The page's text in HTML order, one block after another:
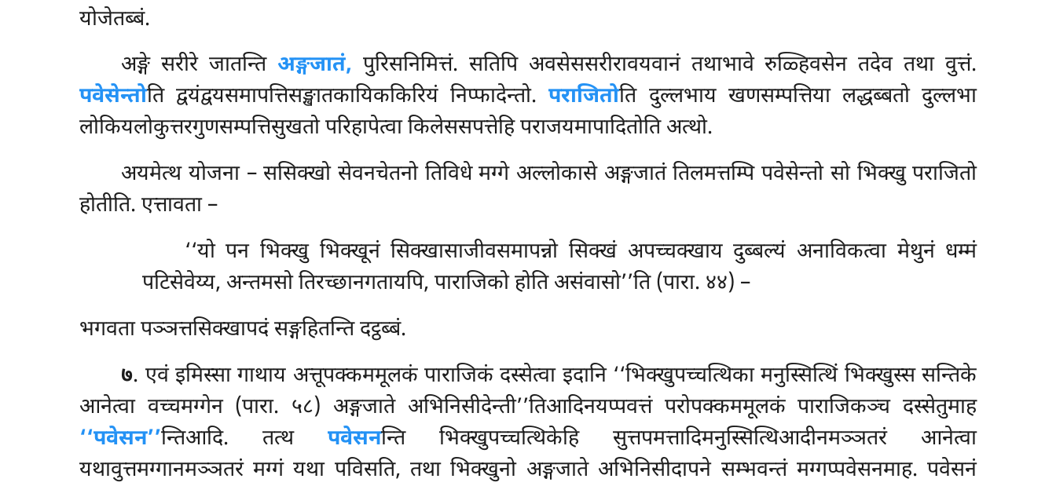
योजेतब्बं.
अङ्गे सरीरे जातन्ति अङ्गजातं, पुरिसनिमित्तं. सतिपि अवसेससरीरावयवानं तथाभावे रुळ्हिवसेन तदेव तथा वुत्तं.
पवेसेन्तोति द्वयंद्वयसमापत्तिसङ्खातकायिककिरियं निप्फादेन्तो.पराजितोति दुल्लभाय खणसम्पत्तिया लद्धब्बतो दुल्लभा
लोकियलोकुत्तरगुणसम्पत्तिसुखतो परिहापेत्वा किलेससपत्तेहि पराजयमापादितोति अत्थो.
अयमेत्थ योजना – ससिक्खो सेवनचेतनो तिविधे मग्गे अल्लोकासे अङ्गजातं तिलमत्तम्पि पवेसेन्तो सो भिक्खु पराजितो
होतीति. एत्तावता –
‘‘यो पन भिक्खु भिक्खूनं सिक्खासाजीवसमापन्नो सिक्खं अपच्चक्खाय दुब्बल्यं अनाविकत्वा मेथुनं धम्मं
पटिसेवेय्य, अन्तमसो तिरच्छानगतायपि, पाराजिको होति असंवासो’’ति (पारा. ४४) –
भगवता पञ्ञत्तसिक्खापदं सङ्गहितन्ति दट्ठब्बं.
७. एवं इमिस्सा गाथाय अत्तूपक्कममूलकं पाराजिकं दस्सेत्वा इदानि ‘‘भिक्खुपच्चत्थिका मनुस्सित्थिं भिक्खुस्स सन्तिके
आनेत्वा वच्चमग्गेन (पारा. ५८) अङ्गजाते अभिनिसीदेन्ती’’तिआदिनयप्पवत्तं परोपक्कममूलकं पाराजिकञ्च दस्सेतुमाह
‘‘पवेसन’’न्तिआदि. तत्थ पवेसनन्ति भिक्खुपच्चत्थिकेहि सुत्तपमत्तादिमनुस्सित्थिआदीनमञ्ञतरं आनेत्वा
यथावुत्तमग्गानमञ्ञतरंमग्गं यथा पविसति, तथा भिक्खुनो अङ्गजाते अभिनिसीदापने सम्भवन्तं मग्गप्पवेसनमाह. पवेसनं